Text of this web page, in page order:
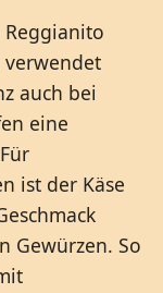
Reggianito
verwendet
auch bei
eine
ist der Käse
Gewürzen. So